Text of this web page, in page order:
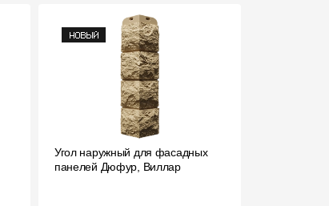
Угол наружный для фасадных
панелей Дюфур, Виллар